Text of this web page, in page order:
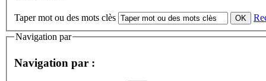
Taper mot ou des mots clès
Navigation par
Navigation par :